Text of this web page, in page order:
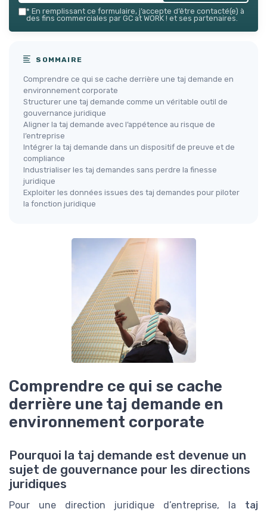
* En remplissant ce formulaire, j’accepte d’être contacté(e) à
des fins commerciales par GC at WORK ! et ses partenaires.
SOMMAIRE
Comprendre ce qui se cache derrière une taj demande en
environnement corporate
Structurer une taj demande comme un véritable outil de
gouvernance juridique
Aligner la taj demande avec l’appétence au risque de
l’entreprise
Intégrer la taj demande dans un dispositif de preuve et de
compliance
Industrialiser les taj demandes sans perdre la finesse
juridique
Exploiter les données issues des taj demandes pour piloter
la fonction juridique
Comprendre ce qui se cache
derrière une taj demande en
environnement corporate
Pourquoi la taj demande est devenue un
sujet de gouvernance pour les directions
juridiques
Pour une direction juridique d’entreprise, la taj